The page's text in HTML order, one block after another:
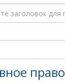
право